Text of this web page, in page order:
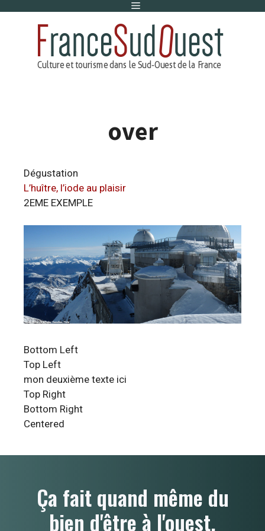
Menu
over
Dégustation
L’huître, l’iode au plaisir
2EME EXEMPLE
Bottom Left
Top Left
mon deuxième texte ici
Top Right
Bottom Right
Centered
Ça fait quand même du
bien d'être à l'ouest.